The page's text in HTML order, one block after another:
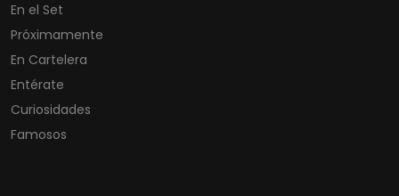
En el Set
Próximamente
En Cartelera
Entérate
Curiosidades
Famosos